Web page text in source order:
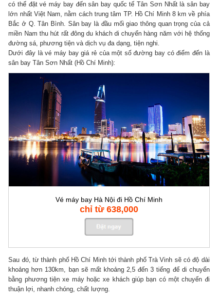
có thể đặt vé máy bay đến sân bay quốc tế Tân Sơn Nhất là sân bay
lớn nhất Việt Nam, nằm cách trung tâm TP. Hồ Chí Minh 8 km về phía
Bắc ở Q. Tân Bình. Sân bay là đầu mối giao thông quan trọng của cả
miền Nam thu hút rất đông du khách di chuyển hàng năm với hệ thống
đường sá, phương tiện và dịch vụ đa dạng, tiện nghi.
Dưới đây là vé máy bay giá rẻ của một số đường bay có điểm đến là
sân bay Tân Sơn Nhất (Hồ Chí Minh):
Vé máy bay Hà Nội đi Hồ Chí Minh
chỉ từ 638,000
Sau đó, từ thành phố Hồ Chí Minh tới thành phố Trà Vinh sẽ có độ dài
khoảng hơn 130km, bạn sẽ mất khoảng 2,5 đến 3 tiếng để di chuyển
bằng phương tiện xe máy hoặc xe khách giúp bạn có một chuyến đi
thuận lợi, nhanh chóng, chất lượng.